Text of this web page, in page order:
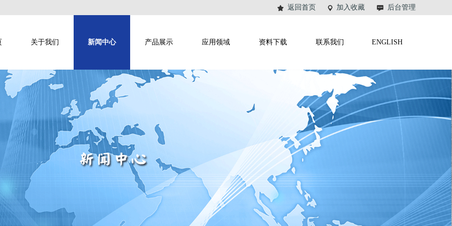
返回首页 加入收藏 后台管理
关于我们 新闻中心 产品展示 应用领域 资料下载 联系我们 ENGLISH